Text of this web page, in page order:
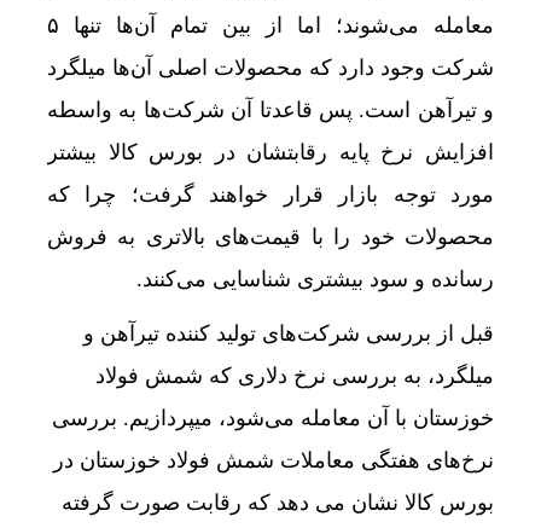
معامله می‌شوند؛ اما از بین تمام آن‌ها تنها ۵
شرکت وجود دارد که محصولات اصلی آن‌ها میلگرد
و تیرآهن است. پس قاعدتا آن شرکت‌ها به واسطه
افزایش نرخ پایه رقابتشان در بورس کالا بیشتر
مورد توجه بازار قرار خواهند گرفت؛ چرا که
محصولات خود را با قیمت‌های بالاتری به فروش
رسانده و سود بیشتری شناسایی می‌کنند.
قبل از بررسی شرکت‌های تولید کننده تیرآهن و
میلگرد، به بررسی نرخ دلاری که شمش فولاد
خوزستان با آن معامله می‌شود، میپردازیم. بررسی
نرخ‌های هفتگی معاملات شمش فولاد خوزستان در
بورس کالا نشان می دهد که رقابت صورت گرفته